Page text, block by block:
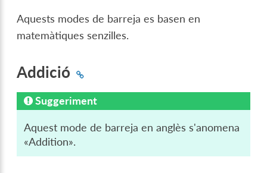
Aquests modes de barreja es basen en
matemàtiques senzilles.
Addició
Suggeriment
Aquest mode de barreja en anglès s'anomena
«Addition».